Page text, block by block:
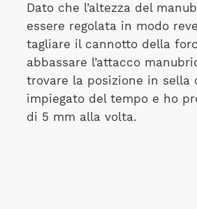
Dato che l’altezza del
essere regolata in modo
tagliare il cannotto della
abbassare l’attacco
trovare la posizione in sella
impiegato del tempo e ho
di 5 mm alla volta.